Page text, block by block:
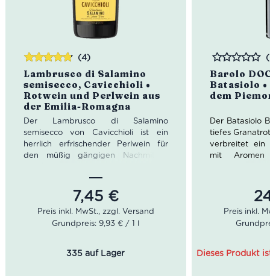
Lambrusco di Salamino
semisecco, Cavicchioli •
Rotwein und Perlwein aus
der Emilia-Romagna
(4)
Der Lambrusco di Salamino
semisecco von Cavicchioli ist ein
herrlich erfrischender Perlwein für
den müßig gängigen Nachmittag
Salamino ist halbtrocken. Darum
serviert man ihn am besten eiskalt.
Idealer Versandkarton: 21 Flaschen
7,45 €
Bewertet
mit4.75
von 5
Grundpreis: 9,93 € / 1 l
335 auf Lager
Barolo
Batasiolo
dem
Bewertet
Der Batasiolo
tiefes
verbreitet ein
mit Aromen
zum Gaumen
Spiel aus
Tanninen breit.
Kräuter,
Dieses Produkt